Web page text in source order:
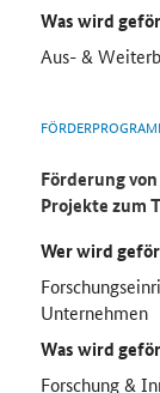
Was wird
Aus- &
Förderung
Projekte zum
Wer wird
Unternehmen
Was wird
Forschung &